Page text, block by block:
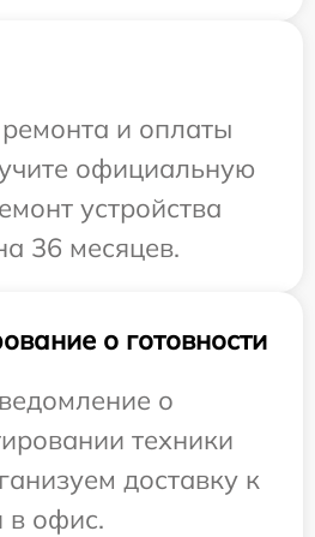
и оплаты
официальную
устройства
36 месяцев.
о готовности
о
техники
доставку к
в офис.